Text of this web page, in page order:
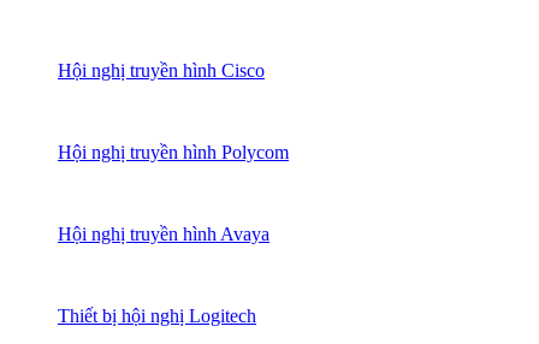
Hội nghị truyền hình Cisco
Hội nghị truyền hình Polycom
Hội nghị truyền hình Avaya
Thiết bị hội nghị Logitech